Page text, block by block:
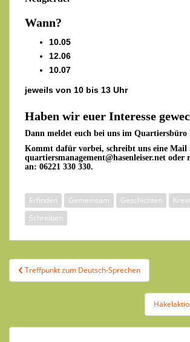
Wann?
10.05
12.06
10.07
jeweils von 10 bis 13 Uhr
Haben wir euer Interesse
Dann meldet euch bei uns im Quartiersbüro
Kommt dafür vorbei, schreibt uns eine Mail
quartiersmanagement@hasenleiser.net oder
an: 06221 330 330.
Erfinden Gemeinsam Geschichten
Schreiben
Beitragsnavigation
Treffpunkt zum Deutsch-Sprechen